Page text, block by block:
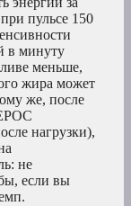
пульсе 150
в минуту
меньше,
жира может
же, после
нагрузки),
не
если вы